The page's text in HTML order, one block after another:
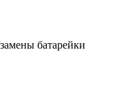
батарейки